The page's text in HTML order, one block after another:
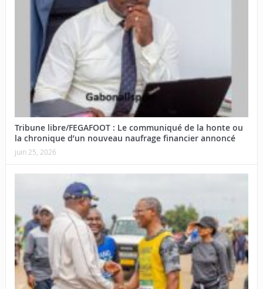
Tribune libre/FEGAFOOT : Le communiqué de la honte ou
la chronique d’un nouveau naufrage financier annoncé
juin 25, 2026